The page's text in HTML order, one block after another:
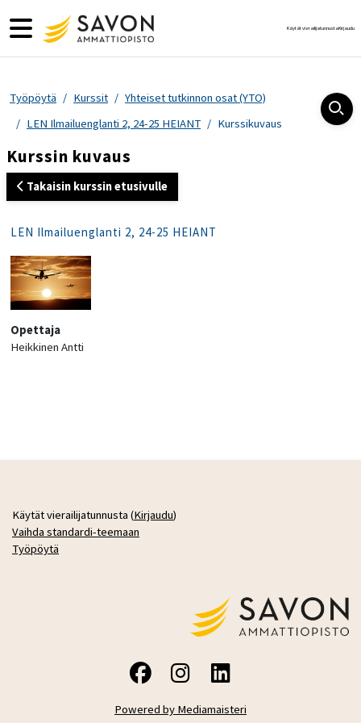
Sivupaneeli Käytät vierailijatunnustaKirjaudu
Työpöytä Kurssit
Yhteiset tutkinnon osat (YTO)
LEN Ilmailuenglanti 2, 24-25 HEIANT
Kurssikuvaus
Kurssin kuvaus
Takaisin kurssin etusivulle
LEN Ilmailuenglanti 2, 24-25 HEIANT
Opettaja
Heikkinen Antti
Käytät vierailijatunnusta (Kirjaudu)
Vaihda standardi-teemaan
Työpöytä
Powered by Mediamaisteri